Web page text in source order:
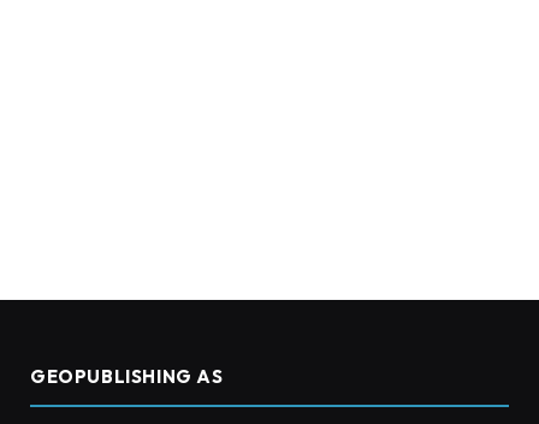
GEOPUBLISHING AS